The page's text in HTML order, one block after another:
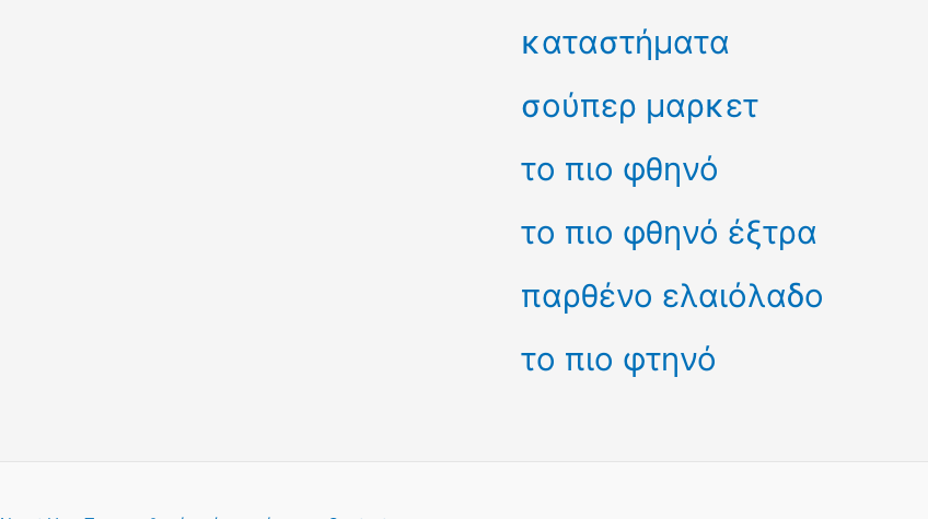
καταστήματα
σούπερ μαρκετ
το πιο φθηνό
το πιο φθηνό έξτρα
παρθένο ελαιόλαδο
το πιο φτηνό